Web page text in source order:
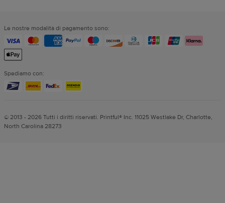
social
Le nostre modalità di pagamento sono:
Spediamo con:
© 2013 - 2026 Tutti i diritti riservati. Printful® Inc. 11025 Westlake Dr, Charlotte,
North Carolina 28273